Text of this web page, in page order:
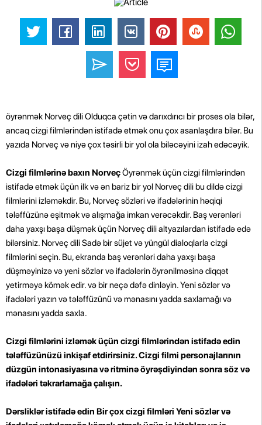
öyrənmək Norveç dili Olduqca çətin və darıxdırıcı bir proses ola bilər,
ancaq cizgi filmlərindən istifadə etmək onu çox asanlaşdıra bilər. Bu
yazıda Norveç və niyə çox təsirli bir yol ola biləcəyini izah edəcəyik.
Cizgi filmlərinə baxın NorveçÖyrənmək üçün cizgi filmlərindən
istifadə etmək üçün ilk və ən bariz bir yol Norveç dili bu dildə cizgi
filmlərini izləməkdir. Bu, Norveç sözləri və ifadələrinin həqiqi
tələffüzünə eşitmək və alışmağa imkan verəcəkdir. Baş verənləri
daha yaxşı başa düşmək üçün Norveç dili altyazılardan istifadə edə
bilərsiniz. Norveç dili Sadə bir süjet və yüngül dialoqlarla cizgi
filmlərini seçin. Bu, ekranda baş verənləri daha yaxşı başa
düşməyinizə və yeni sözlər və ifadələrin öyrənilməsinə diqqət
yetirməyə kömək edir. və bir neçə dəfə dinləyin. Yeni sözlər və
ifadələri yazın və tələffüzünü və mənasını yadda saxlamağı və
mənasını yadda saxla.
Cizgi filmlərini izləmək üçün cizgi filmlərindən istifadə edin
tələffüzünüzü inkişaf etdirirsiniz. Cizgi filmi personajlarının
düzgün intonasiyasına və ritminə öyrəşdiyindən sonra söz və
ifadələri təkrarlamağa çalışın.
Dərsliklər istifadə edin Bir çox cizgi filmləri Yeni sözlər və